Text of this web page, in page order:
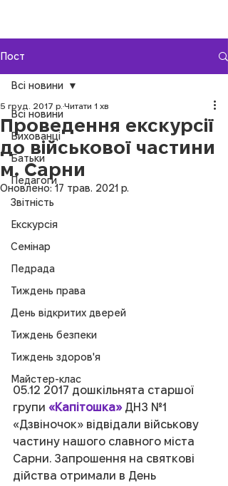
Пост
Всі новини
Вихованці
Батьки
Педагоги
Звітність
Екскурсія
Семінар
Педрада
Тиждень права
День відкритих дверей
Тиждень безпеки
Тиждень здоров'я
Майстер-клас
Всі новини
Проведення екскурсії
до військової частини
м. Сарни
5 груд. 2017 р. Читати 1 хв
Оновлено: 17 трав. 2021 р.
05.12 2017 дошкільнята старшої
групи «Капітошка» ДНЗ №1
«Дзвіночок» відвідали військову
частину нашого славного міста
Сарни. Запрошення на святкові
дійства отримали в День